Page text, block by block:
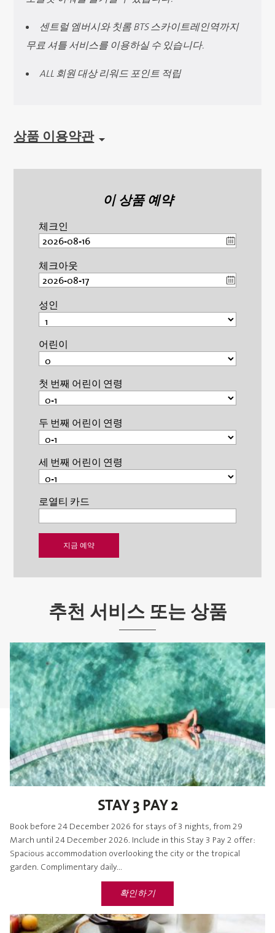
센트럴 엠버시와 칫롬 BTS 스카이트레인역까지
무료 셔틀 서비스를 이용하실 수 있습니다.
ALL 회원 대상 리워드 포인트 적립
상품 이용약관
이 상품 예약
체크인
체크아웃
성인
어린이
첫 번째 어린이 연령
두 번째 어린이 연령
세 번째 어린이 연령
로열티 카드
추천 서비스 또는 상품
STAY 3 PAY 2
Book before 24 December 2026 for stays of 3 nights, from 29
March until 24 December 2026. Include in this Stay 3 Pay 2 offer:
Spacious accommodation overlooking the city or the tropical
garden. Complimentary daily...
확인하기